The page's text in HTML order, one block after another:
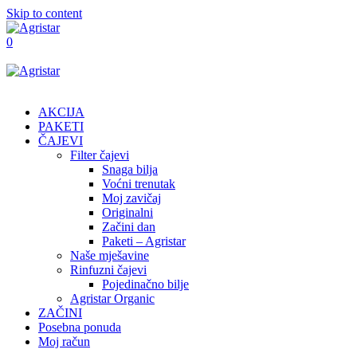
Skip to content
0
AKCIJA
PAKETI
ČAJEVI
Filter čajevi
Snaga bilja
Voćni trenutak
Moj zavičaj
Originalni
Začini dan
Paketi – Agristar
Naše mješavine
Rinfuzni čajevi
Pojedinačno bilje
Agristar Organic
ZAČINI
Posebna ponuda
Moj račun